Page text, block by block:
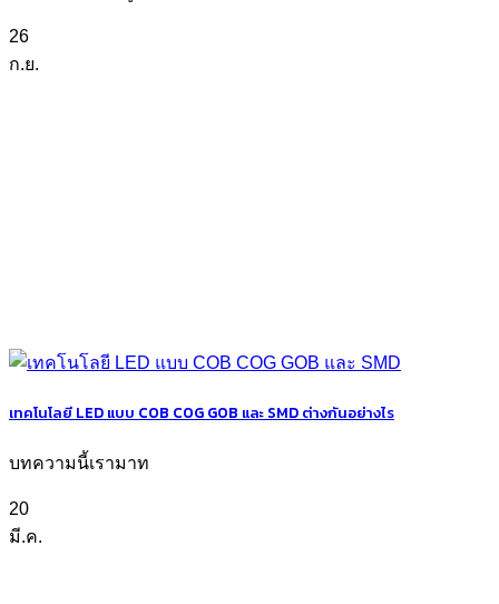
26
ก.ย.
เทคโนโลยี LED แบบ COB COG GOB และ SMD ต่างกันอย่างไร
บทความนี้เรามาท
20
มี.ค.